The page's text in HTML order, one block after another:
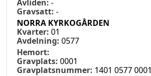
Avliden: -
Gravsatt: -
NORRA KYRKOGÅRDEN
Kvarter: 01
Avdelning: 0577
Hemort:
Gravplats: 0001
Gravplatsnummer: 1401 0577 0001